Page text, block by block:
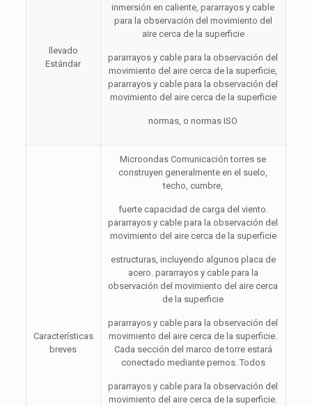
llevado
Estándar
inmersión en caliente, pararrayos y cable
para la observación del movimiento del
aire cerca de la superficie
pararrayos y cable para la observación del
movimiento del aire cerca de la superficie,
pararrayos y cable para la observación del
movimiento del aire cerca de la superficie
normas, o normas ISO
Características
breves
Microondas Comunicación torres se
construyen generalmente en el suelo,
techo, cumbre,
fuerte capacidad de carga del viento.
pararrayos y cable para la observación del
movimiento del aire cerca de la superficie
estructuras, incluyendo algunos placa de
acero. pararrayos y cable para la
observación del movimiento del aire cerca
de la superficie
pararrayos y cable para la observación del
movimiento del aire cerca de la superficie.
Cada sección del marco de torre estará
conectado mediante pernos. Todos
pararrayos y cable para la observación del
movimiento del aire cerca de la superficie.